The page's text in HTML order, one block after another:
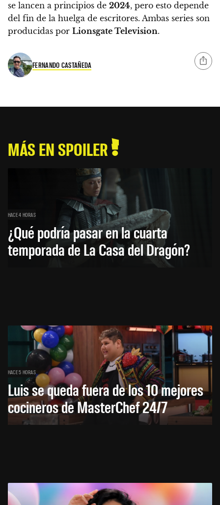
se lancen a principios de 2024, pero esto depende
del fin de la huelga de escritores. Ambas series son
producidas por Lionsgate Television.
FERNANDO CASTAÑEDA
MÁS EN SPOILER
HACE 4 HORAS
¿Qué podría pasar en la cuarta
temporada de La Casa del Dragón?
HACE 5 HORAS
Luis se queda fuera de los 10 mejores
cocineros de MasterChef 24/7